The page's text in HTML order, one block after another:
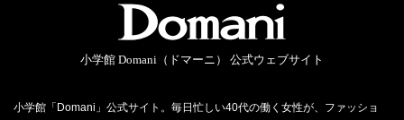
小学館 Domani（ドマーニ） 公式ウェブサイト
小学館「Domani」公式サイト。毎日忙しい40代の働く女性が、ファッショ